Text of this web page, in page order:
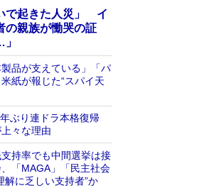
で起きた人災」 イ
の親族が慟哭の証
製品が支えている」「パ
紙が報じた“スパイ天
ぶり連ドラ本格復帰
々な理由
持率でも中間選挙は接
「MAGA」「民主社会
解に乏しい支持者”か